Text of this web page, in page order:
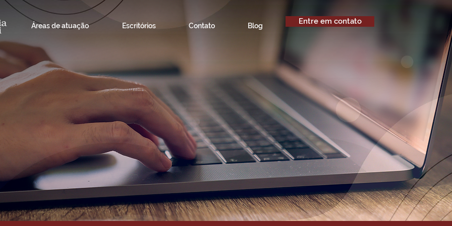
Áreas de atuação Escritórios Contato Blog Entre em contato